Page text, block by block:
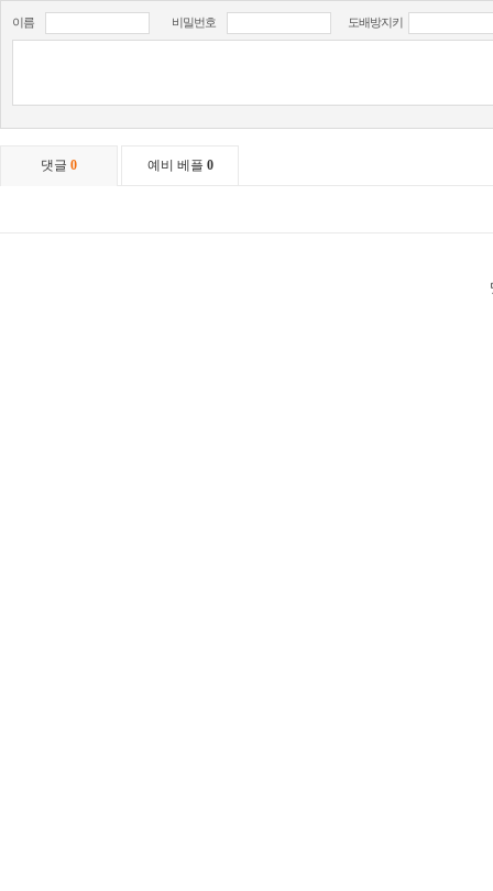
이름 비밀번호 도배방지키
댓글 0 예비 베플 0